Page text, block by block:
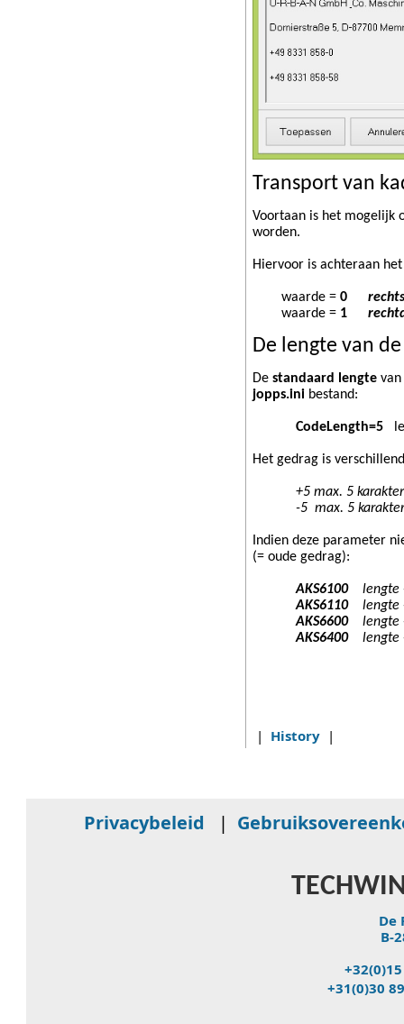
Transport van
Voortaan is het mogelijk
worden.
Hiervoor is achteraan
waarde = 0
waarde = 1
De lengte van
De standaard lengte van
jopps.ini bestand:
CodeLength=5
Het gedrag is
+5 max. 5 karakters
-5 max. 5 karakters
Indien deze parameter
(= oude gedrag):
AKS6100 lengte
AKS6110 lengte
AKS6600 lengte
AKS6400 lengte
| History |
Privacybeleid |
De
B-
+31(0)30